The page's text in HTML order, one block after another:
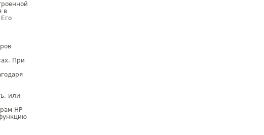
в
При
или
HP